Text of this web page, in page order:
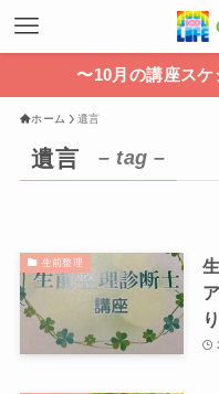
〜10月の講座スケ
ホーム 遺言
遺言 – tag –
生前整理